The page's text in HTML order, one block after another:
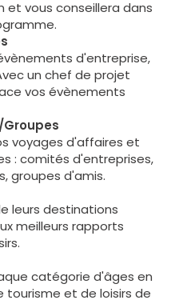
vous conseillera dans
d'entreprise,
un chef de projet
vos évènements
voyages d'affaires et
: comités d'entreprises,
groupes d'amis.
leurs destinations
meilleurs rapports
catégorie d'âges en
tourisme et de loisirs de